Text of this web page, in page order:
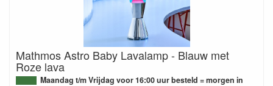
Mathmos Astro Baby Lavalamp - Blauw met
Roze lava
Maandag t/m Vrijdag voor 16:00 uur besteld = morgen in